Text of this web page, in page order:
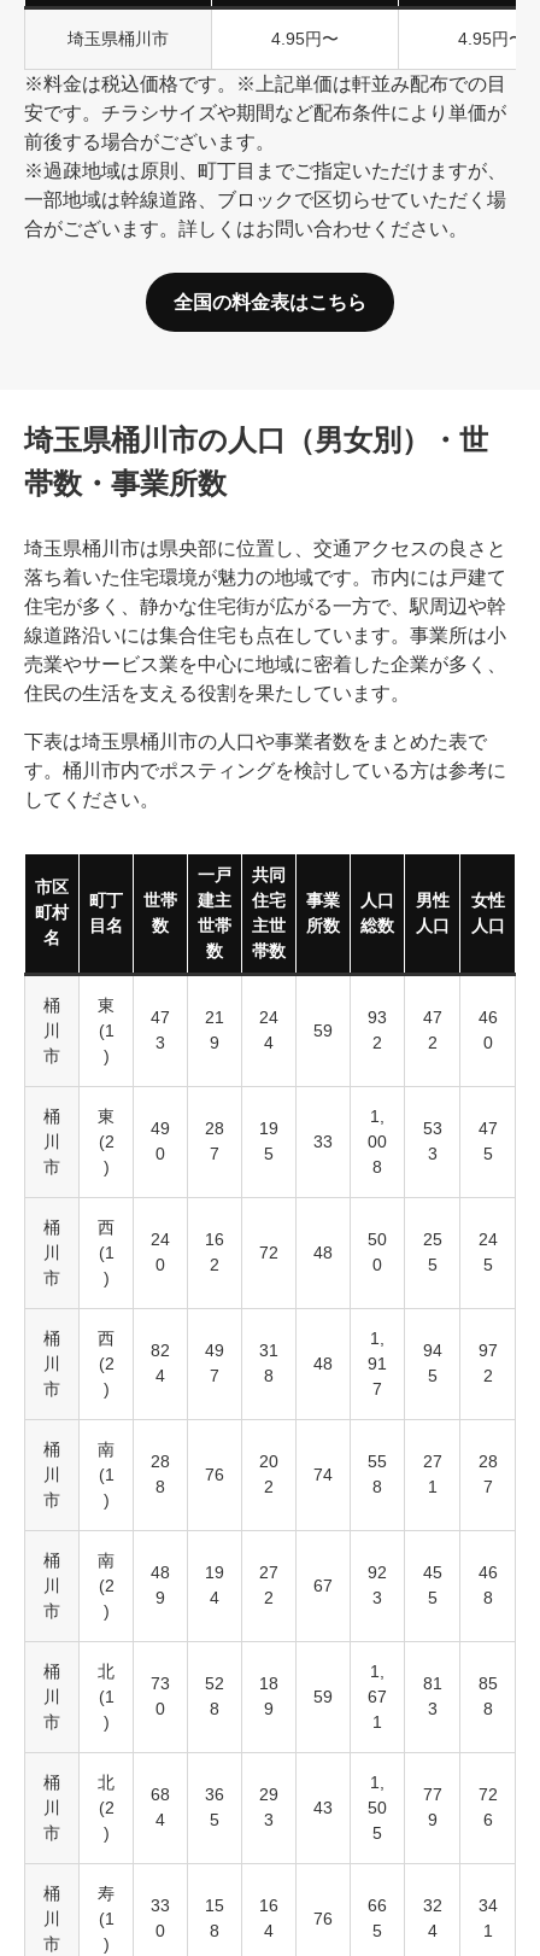
埼玉県桶川市 4.95円〜 4.95円〜
※料金は税込価格です。※上記単価は軒並み配布での目
安です。チラシサイズや期間など配布条件により単価が
前後する場合がございます。
※過疎地域は原則、町丁目までご指定いただけますが、
一部地域は幹線道路、ブロックで区切らせていただく場
合がございます。詳しくはお問い合わせください。
全国の料金表はこちら
埼玉県桶川市の人口（男女別）・世
帯数・事業所数
埼玉県桶川市は県央部に位置し、交通アクセスの良さと
落ち着いた住宅環境が魅力の地域です。市内には戸建て
住宅が多く、静かな住宅街が広がる一方で、駅周辺や幹
線道路沿いには集合住宅も点在しています。事業所は小
売業やサービス業を中心に地域に密着した企業が多く、
住民の生活を支える役割を果たしています。
下表は埼玉県桶川市の人口や事業者数をまとめた表で
す。桶川市内でポスティングを検討している方は参考に
してください。
市区
町村
名
町丁
目名
世帯
数
一戸
建主
世帯
数
共同
住宅
主世
帯数
事業
所数
人口
総数
男性
人口
女性
人口
桶
川
市
東
(1
)
47
3
21
9
24
4
59
93
2
47
2
46
0
桶
川
市
東
(2
)
49
0
28
7
19
5
33
1,
00
8
53
3
47
5
桶
川
市
西
(1
)
24
0
16
2
72 48
50
0
25
5
24
5
桶
川
市
西
(2
)
82
4
49
7
31
8
48
1,
91
7
94
5
97
2
桶
川
市
南
(1
)
28
8
76
20
2
74
55
8
27
1
28
7
桶
川
市
南
(2
)
48
9
19
4
27
2
67
92
3
45
5
46
8
桶
川
市
北
(1
)
73
0
52
8
18
9
59
1,
67
1
81
3
85
8
桶
川
市
北
(2
)
68
4
36
5
29
3
43
1,
50
5
77
9
72
6
桶
川
市
寿
(1
)
33
0
15
8
16
4
76
66
5
32
4
34
1